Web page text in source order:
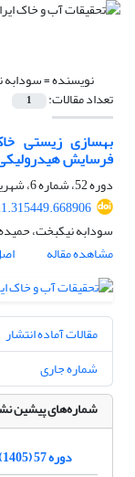
نویسنده =
تعداد مقالات: 1
بهسازی زیستی
فرسایش
دوره 52، شماره 6، شهریور 1400، صفحه
سودابه نیکبخت،
مشاهده مقاله
مقالات آماده انتشار
شماره جاری
شماره‌های پیشین
دوره 57 (1405)